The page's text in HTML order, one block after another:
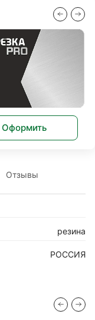
Оформить
Отзывы
резина
РОССИЯ